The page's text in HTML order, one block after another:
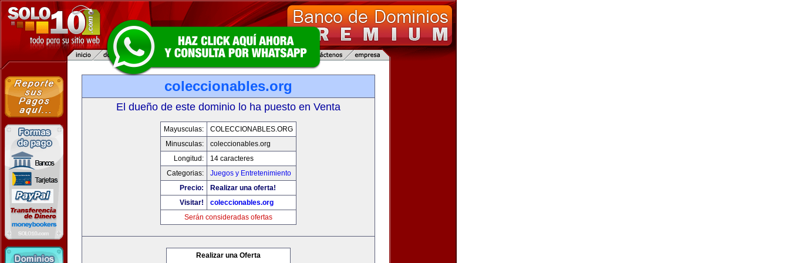
coleccionables.org
El dueño de este dominio lo ha puesto en Venta
Mayusculas:
COLECCIONABLES.ORG
Minusculas:
coleccionables.org
Longitud:
14 caracteres
Categorias:
Juegos y Entretenimiento
Precio:
Realizar una oferta!
Visitar!
coleccionables.org
Serán consideradas ofertas
Realizar una Oferta